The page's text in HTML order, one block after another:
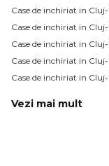
Case de inchiriat in
Case de inchiriat in
Case de inchiriat in
Case de inchiriat in
Case de inchiriat in
Vezi mai mult